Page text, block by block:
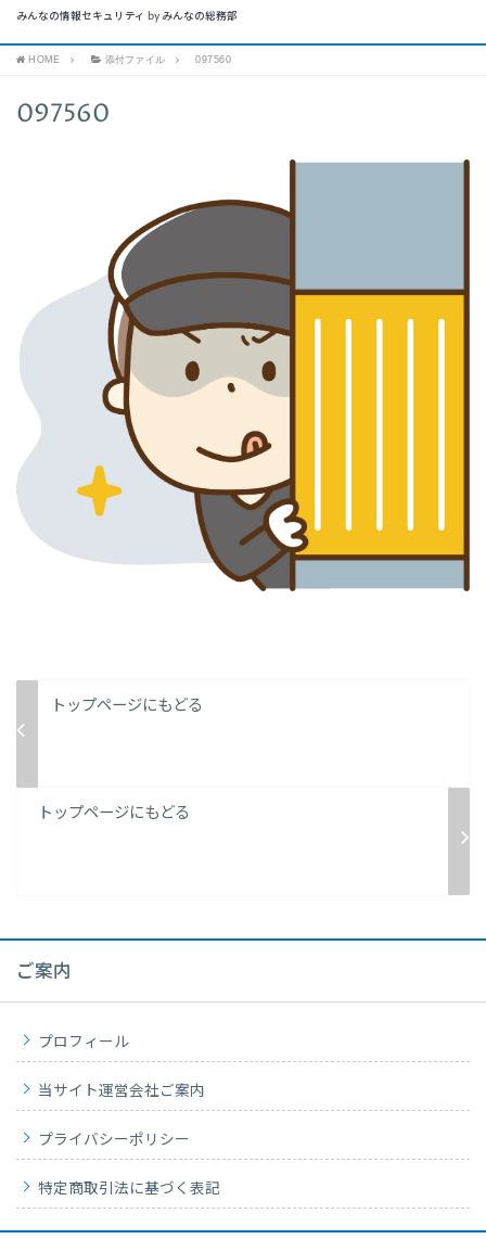
みんなの情報セキュリティ by みんなの総務部
HOME 添付ファイル 097560
097560
トップページにもどる
トップページにもどる
ご案内
プロフィール
当サイト運営会社ご案内
プライバシーポリシー
特定商取引法に基づく表記